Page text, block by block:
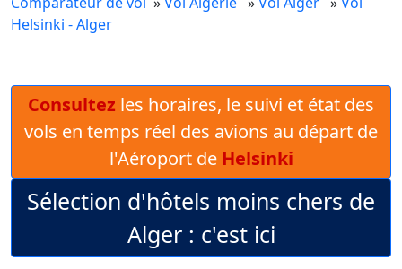
Helsinki - Alger
Consultez les horaires, le suivi et état des
vols en temps réel des avions au départ de
l'Aéroport de Helsinki
Sélection d'hôtels moins chers de
Alger : c'est ici